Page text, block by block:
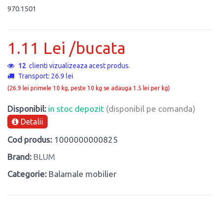
970.1501
1.11 Lei /bucata
12 clienti vizualizeaza acest produs.
Transport: 26.9 lei
(26.9 lei primele 10 kg, peste 10 kg se adauga 1.5 lei per kg)
Disponibil: in stoc depozit (disponibil pe comanda)
Detalii
Cod produs: 1000000000825
Brand: BLUM
Categorie: Balamale mobilier